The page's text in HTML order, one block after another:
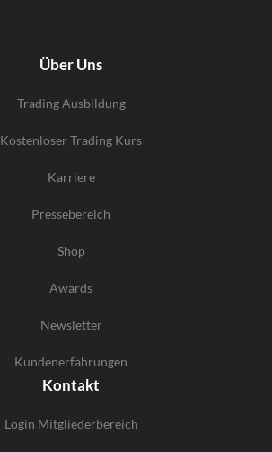
Über Uns
Trading Ausbildung
Kostenloser Trading Kurs
Karriere
Pressebereich
Shop
Awards
Newsletter
Kundenerfahrungen
Kontakt
Login Mitgliederbereich